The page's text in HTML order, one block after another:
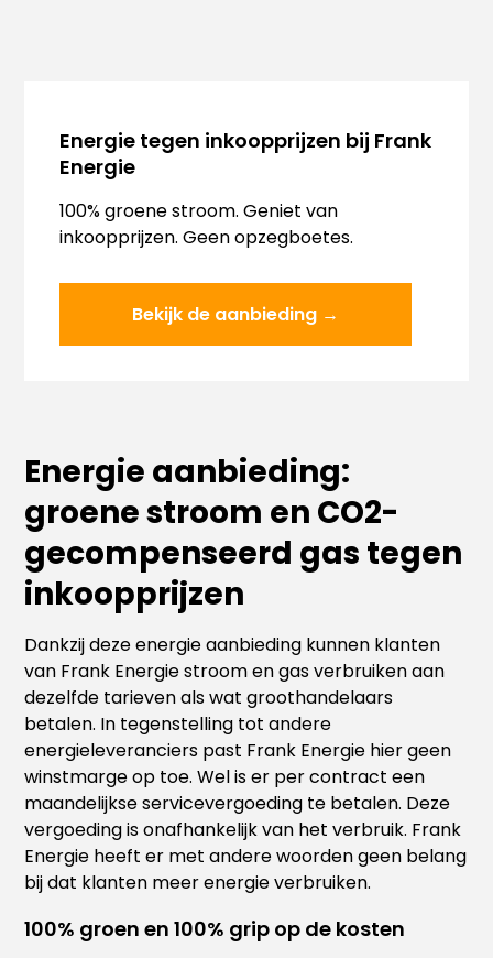
Energie tegen inkoopprijzen bij Frank
Energie
100% groene stroom. Geniet van
inkoopprijzen. Geen opzegboetes.
Bekijk de aanbieding →
Energie aanbieding:
groene stroom en CO2-
gecompenseerd gas tegen
inkoopprijzen
Dankzij deze energie aanbieding kunnen klanten
van Frank Energie stroom en gas verbruiken aan
dezelfde tarieven als wat groothandelaars
betalen. In tegenstelling tot andere
energieleveranciers past Frank Energie hier geen
winstmarge op toe. Wel is er per contract een
maandelijkse servicevergoeding te betalen. Deze
vergoeding is onafhankelijk van het verbruik. Frank
Energie heeft er met andere woorden geen belang
bij dat klanten meer energie verbruiken.
100% groen en 100% grip op de kosten